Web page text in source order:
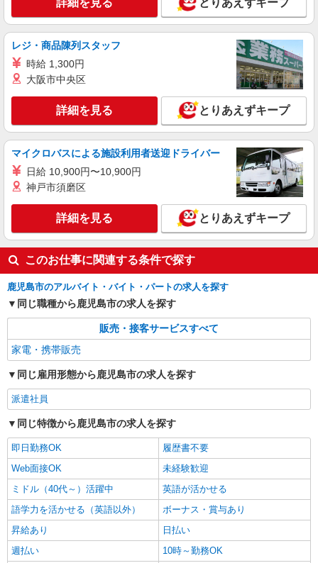
★交通費別途支給（規定あり） ゜+゜・。○。・゜
+゜・。○。・゜+゜ 入社祝い金10万円支給(規定
有) お友達を紹介頂くと, インセンティブ支給(規定
有) ゜・。○。・゜+゜・。○。・゜+゜
鹿児島県鹿児島市の楽天モバイルショップ
キープ 詳細を見る
詳細を見る とりあえずキープ
レジ・商品陳列スタッフ
時給 1,300円
大阪市中央区
詳細を見る とりあえずキープ
マイクロバスによる施設利用者送迎ドライバー
日給 10,900円〜10,900円
神戸市須磨区
詳細を見る とりあえずキープ
このお仕事に関連する条件で探す
鹿児島市のアルバイト・バイト・パートの求人を探す
同じ職種から鹿児島市の求人を探す
販売・接客サービスすべて
家電・携帯販売
同じ雇用形態から鹿児島市の求人を探す
派遣社員
同じ特徴から鹿児島市の求人を探す
即日勤務OK
履歴書不要
Web面接OK
未経験歓迎
ミドル（40代～）活躍中
英語が活かせる
語学力を活かせる（英語以外）
ボーナス・賞与あり
昇給あり
日払い
週払い
10時～勤務OK